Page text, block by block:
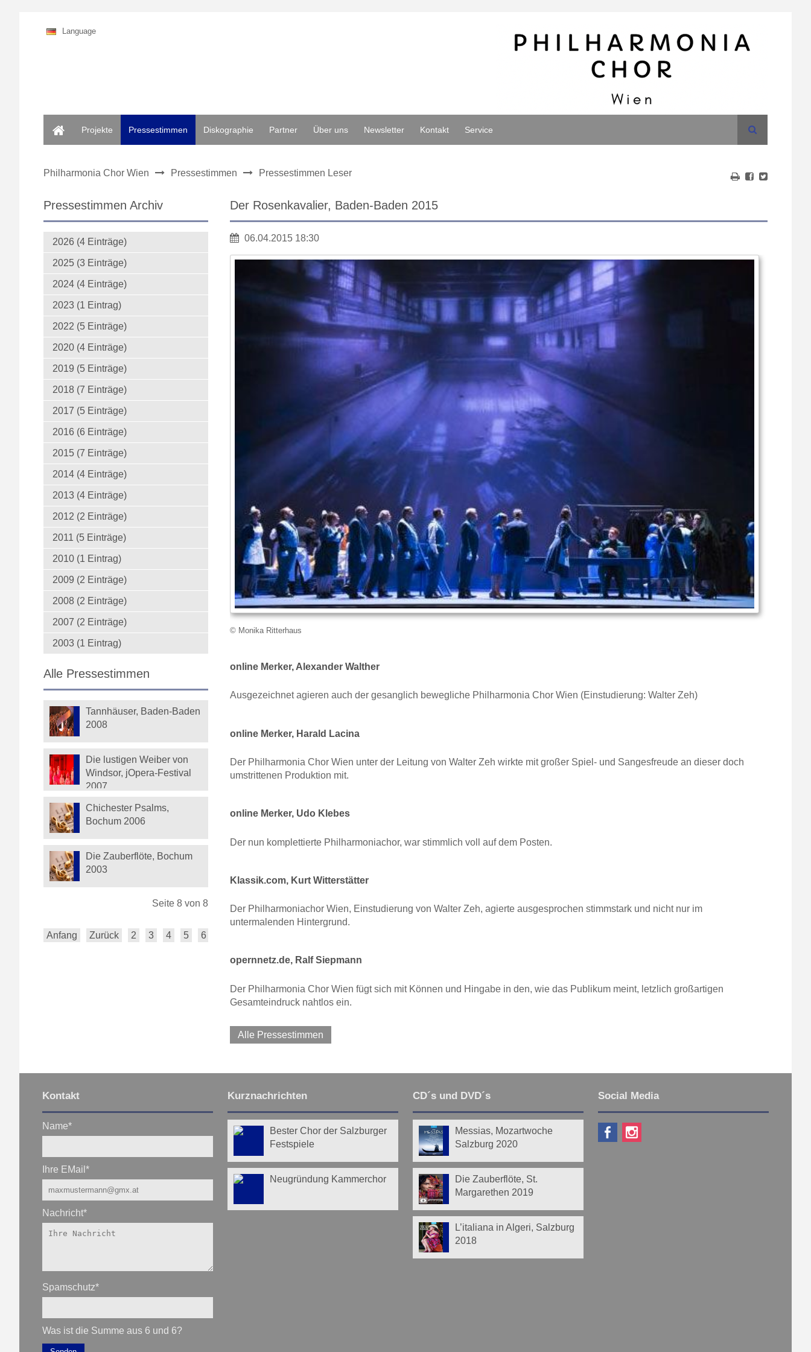
Language
Projekte
Pressestimmen Diskographie Partner Über uns Newsletter Kontakt Service Suche
Philharmonia Chor Wien Pressestimmen Pressestimmen Leser
Der Rosenkavalier, Baden-Baden 2015
06.04.2015 18:30
© Monika Ritterhaus
online Merker, Alexander Walther
Ausgezeichnet agieren auch der gesanglich bewegliche Philharmonia Chor Wien (Einstudierung: Walter Zeh)
online Merker, Harald Lacina
Der Philharmonia Chor Wien unter der Leitung von Walter Zeh wirkte mit großer Spiel- und Sangesfreude an dieser doch
umstrittenen Produktion mit.
online Merker, Udo Klebes
Der nun komplettierte Philharmoniachor, war stimmlich voll auf dem Posten.
Klassik.com, Kurt Witterstätter
Der Philharmoniachor Wien, Einstudierung von Walter Zeh, agierte ausgesprochen stimmstark und nicht nur im
untermalenden Hintergrund.
opernnetz.de, Ralf Siepmann
Der Philharmonia Chor Wien fügt sich mit Können und Hingabe in den, wie das Publikum meint, letzlich großartigen
Gesamteindruck nahtlos ein.
Alle Pressestimmen
Pressestimmen Archiv
2026 (4 Einträge)
2025 (3 Einträge)
2024 (4 Einträge)
2023 (1 Eintrag)
2022 (5 Einträge)
2020 (4 Einträge)
2019 (5 Einträge)
2018 (7 Einträge)
2017 (5 Einträge)
2016 (6 Einträge)
2015 (7 Einträge)
2014 (4 Einträge)
2013 (4 Einträge)
2012 (2 Einträge)
2011 (5 Einträge)
2010 (1 Eintrag)
2009 (2 Einträge)
2008 (2 Einträge)
2007 (2 Einträge)
2003 (1 Eintrag)
Alle Pressestimmen
Tannhäuser, Baden-Baden
2008
Die lustigen Weiber von
Windsor, jOpera-Festival
2007
Chichester Psalms,
Bochum 2006
Die Zauberflöte, Bochum
2003
Seite 8 von 8
Anfang Zurück 2 3 4 5 6
Kontakt
Name*
Ihre EMail*
Nachricht*
Spamschutz*
Was ist die Summe aus 6 und 6?
Kurznachrichten
Bester Chor der Salzburger
Festspiele
Neugründung Kammerchor
CD´s und DVD´s
Messias, Mozartwoche
Salzburg 2020
Die Zauberflöte, St.
Margarethen 2019
L’italiana in Algeri, Salzburg
2018
Social Media